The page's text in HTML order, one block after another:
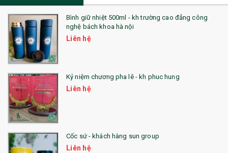
23. QÙA TẶNG ĐỘC ĐÁO
24. QÙA TẶNG PHA LÊ
25. QUÀ TẶNG GLASSLOCK
26. QUÀ TẶNG LUMINARC
28. BỘ ĐỒ ĂN CAO CẤP
29. MÓC KHOÁ
31. TÚI VẢI KHÔNG DỆT
Bình giữ nhiệt 500ml - kh trường cao đẳng công
nghệ bách khoa hà nội
Liên hệ
Kỷ niệm chương pha lê - kh phuc hung
Liên hệ
Cốc sứ - khách hàng sun group
Liên hệ